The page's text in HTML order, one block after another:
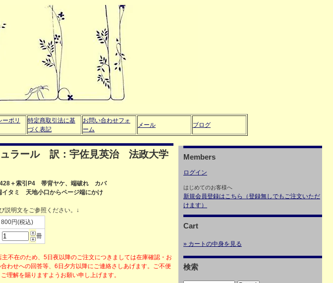
ーポリ
特定商取引法に基
づく表記
お問い合わせフォ
ーム
メール ブログ
ラール 訳：宇佐見英治 法政大学
＋索引P4 帯背ヤケ、端破れ カバ
イタミ 天地小口からページ端にかけ
説明文をご参照ください。↓
800円(税込)
冊
不在のため、5日夜以降のご注文につきましては在庫確認・お
わせへの回答等、6日夕方以降にご連絡さしあげます。ご不便
理解を賜りますようお願い申し上げます。
Members
ログイン
はじめてのお客様へ
新規会員登録はこちら（登録無しでもご注文いただ
けます）
Cart
» カートの中身を見る
検索